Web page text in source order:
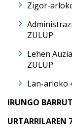
Zigor-
ZULUP
Lehen
ZULUP
Lan-arloko
IRUNGO
URTARRILAREN